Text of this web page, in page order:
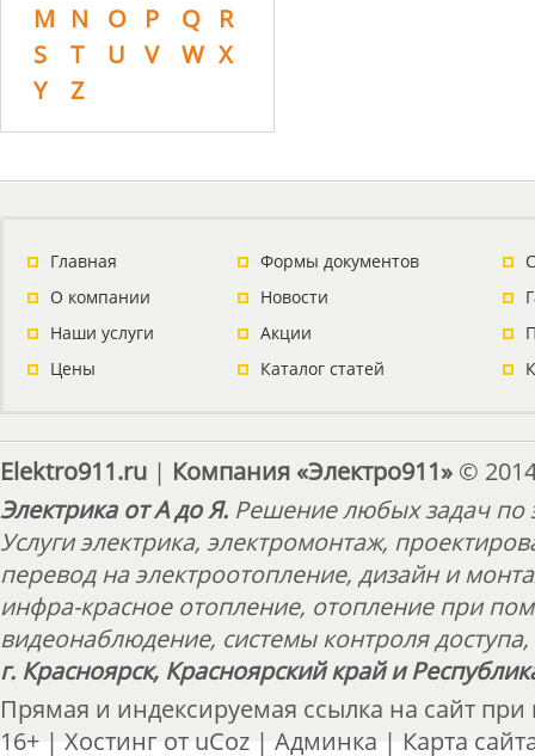
M N O P Q
R
S
T U V W X
Y
Z
Главная
О компании
Наши услуги
Цены
Формы документов
Новости
Акции
Каталог статей
Elektro911.ru | Компания «Электро911» ©
Электрика от А до Я. Решение любых задач по
Услуги электрика, электромонтаж,
перевод на электроотопление, дизайн и
инфра-красное отопление, отопление при
видеонаблюдение, системы контроля
г. Красноярск, Красноярский край и
Прямая и индексируемая ссылка на сайт
16+ | Хостинг от uCoz | Админка | Карта